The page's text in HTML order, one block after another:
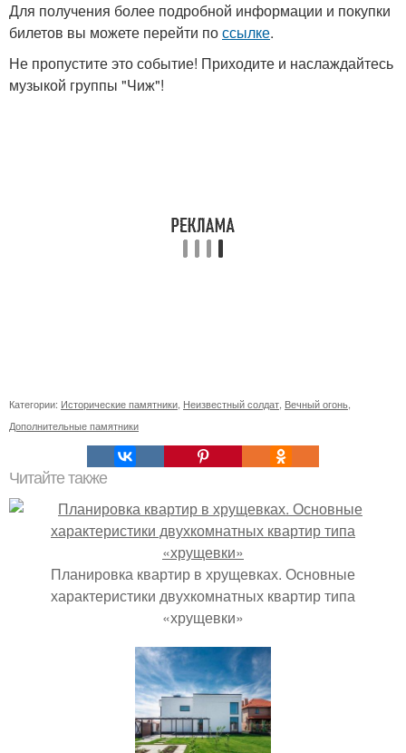
Для получения более подробной информации и покупки
билетов вы можете перейти поссылке.
Не пропустите это событие! Приходите и наслаждайтесь
музыкой группы "Чиж"!
Категории: Исторические памятники Неизвестный солдат Вечный огонь
Дополнительные памятники
Читайте также
Планировка квартир в хрущевках. Основные
характеристики двухкомнатных квартир типа
«хрущевки»